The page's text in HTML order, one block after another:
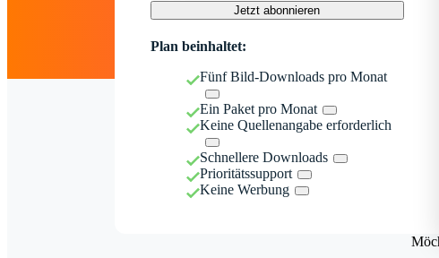
Jetzt abonnieren
Plan beinhaltet:
Fünf Bild-Downloads pro Monat
Ein Paket pro Monat
Keine Quellenangabe erforderlich
Schnellere Downloads
Prioritätssupport
Keine Werbung